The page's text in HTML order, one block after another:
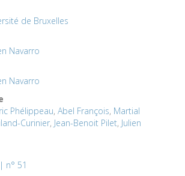
de Bruxelles
Navarro
Navarro
Phélippeau, Abel François, Martial
Curinier, Jean-Benoit Pilet, Julien
n° 51